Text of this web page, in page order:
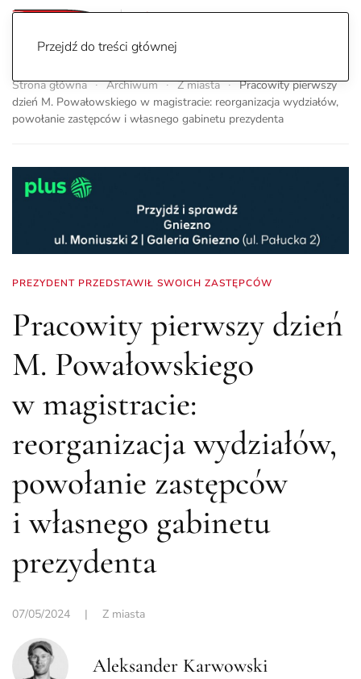
Przejdź do treści głównej
Strona główna Archiwum Z miasta
Pracowity pierwszy
dzień M. Powałowskiego w magistracie: reorganizacja wydziałów,
powołanie zastępców i własnego gabinetu prezydenta
PREZYDENT PRZEDSTAWIŁ SWOICH ZASTĘPCÓW
Pracowity pierwszy dzień
M. Powałowskiego
w magistracie:
reorganizacja wydziałów,
powołanie zastępców
i własnego gabinetu
prezydenta
07/05/2024 | Z miasta
Aleksander Karwowski